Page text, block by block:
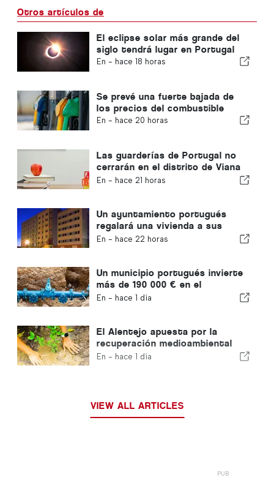
Otros artículos de
El eclipse solar más grande del
siglo tendrá lugar en Portugal
En - hace 18 horas
Se prevé una fuerte bajada de
los precios del combustible
En - hace 20 horas
Las guarderías de Portugal no
cerrarán en el distrito de Viana
do Castelo
En - hace 21 horas
Un ayuntamiento portugués
regalará una vivienda a sus
ciudadanos
En - hace 22 horas
Un municipio portugués invierte
más de 190 000 € en el
suministro de agua
En - hace 1 día
El Alentejo apuesta por la
recuperación medioambiental
con fondos europeos
En - hace 1 día
VIEW ALL ARTICLES